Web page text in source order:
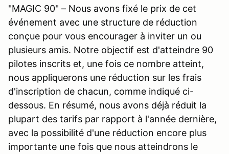
"MAGIC 90" – Nous avons fixé le prix de cet
événement avec une structure de réduction
conçue pour vous encourager à inviter un ou
plusieurs amis. Notre objectif est d'atteindre 90
pilotes inscrits et, une fois ce nombre atteint,
nous appliquerons une réduction sur les frais
d'inscription de chacun, comme indiqué ci-
dessous. En résumé, nous avons déjà réduit la
plupart des tarifs par rapport à l'année dernière,
avec la possibilité d'une réduction encore plus
importante une fois que nous atteindrons le